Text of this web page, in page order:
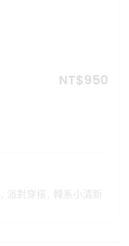
NT$950
, 派對穿搭 , 韓系小清新